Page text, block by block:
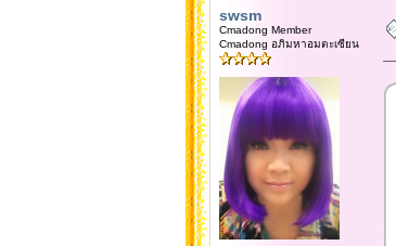
swsm
Cmadong Member
Cmadong อภิมหาอมตะเซียน